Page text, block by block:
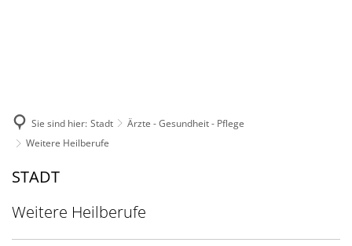
Sie sind hier: Stadt
Ärzte - Gesundheit - Pflege
Weitere Heilberufe
Weitere
STADT
Weitere Heilberufe